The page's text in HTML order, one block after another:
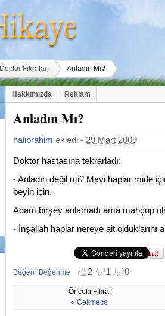
Doktor Fıkraları Anladın Mı?
Hakkımızda Reklam
Anladın Mı?
halibrahim ekledi - 29 Mart 2009
Doktor hastasına tekrarladı:
- Anladın değil mi? Mavi haplar mide
beyin için.
Adam birşey anlamadı ama mahçup
- İnşallah haplar nereye ait olduklarını
Beğen
Beğenmekten vazgeç
Beğenme
Beğenmemekten vazgeç
2 1 0
Önceki Fıkra:
« Çekmece